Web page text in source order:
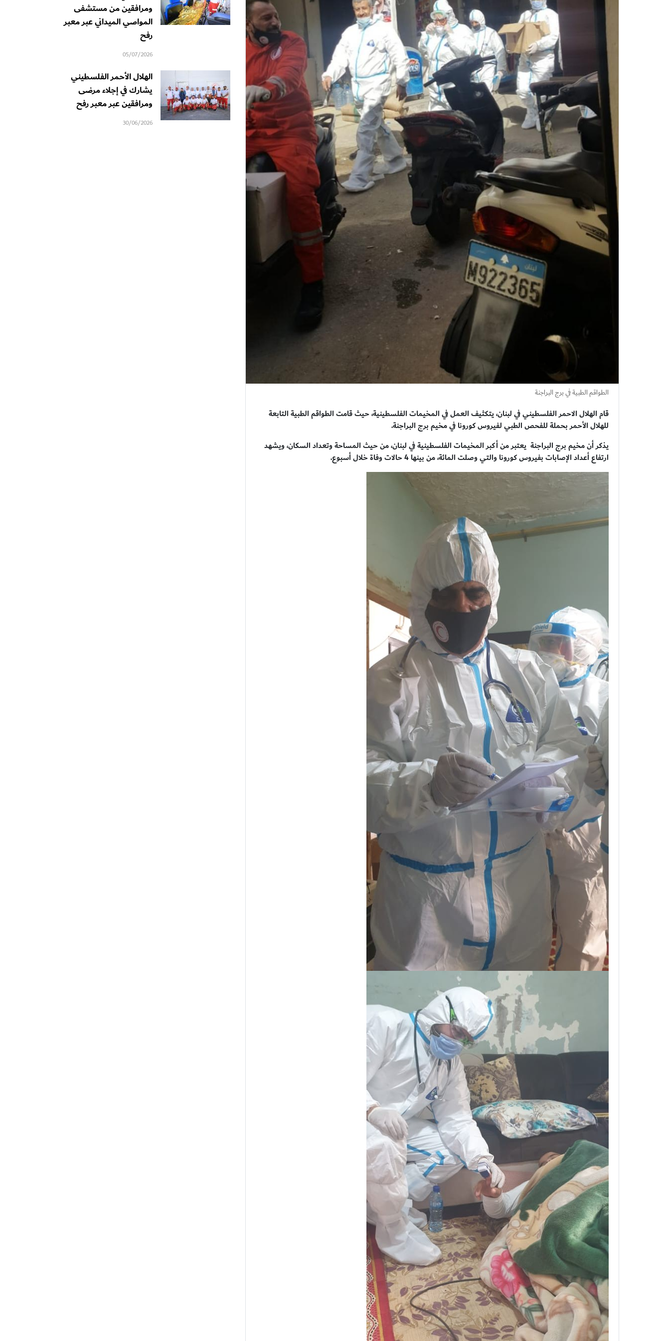
الطواقم الطبية في برج البراجنة
قام الهلال الاحمر الفلسطيني في لبنان، يتكثيف العمل في المخيمات الفلسطينية، حيث قامت الطواقم الطبية التابعة
للهلال الأحمر بحملة للفحص الطبي لفيروس كورونا في مخيم برج البراجنة.
يذكر أن مخيم برج البراجنة يعتبر من أكبر المخيمات الفلسطينية في لبنان، من حيث المساحة وتعداد السكان، ويشهد
ارتفاع أعداد الإصابات بفيروس كورونا والتي وصلت المائة، من بينها 4 حالات وفاة خلال أسبوع.
ومرافقين من مستشفى
المواصي الميداني عبر معبر
رفح
05/07/2026
الهلال الأحمر الفلسطيني
يشارك في إجلاء مرضى
ومرافقين عبر معبر رفح
30/06/2026